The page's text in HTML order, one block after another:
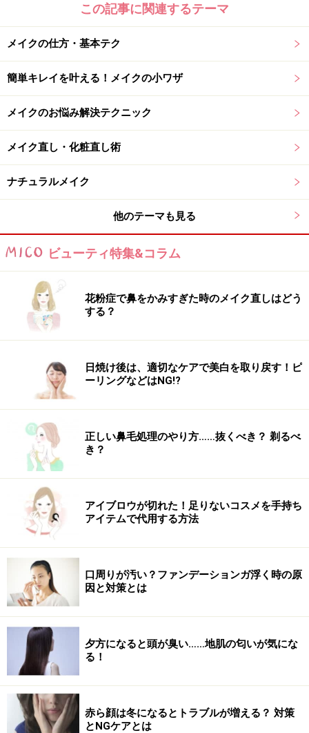
この記事に関連するテーマ
メイクの仕方・基本テク
簡単キレイを叶える！メイクの小ワザ
メイクのお悩み解決テクニック
メイク直し・化粧直し術
ナチュラルメイク
他のテーマも見る
ビューティ特集&コラム
花粉症で鼻をかみすぎた時のメイク直しはどう
する？
日焼け後は、適切なケアで美白を取り戻す！ピ
ーリングなどはNG!?
正しい鼻毛処理のやり方……抜くべき？ 剃るべ
き？
アイブロウが切れた！足りないコスメを手持ち
アイテムで代用する方法
口周りが汚い？ファンデーションガ浮く時の原
因と対策とは
夕方になると頭が臭い……地肌の匂いが気にな
る！
赤ら顔は冬になるとトラブルが増える？ 対策
とNGケアとは